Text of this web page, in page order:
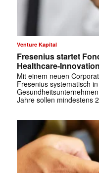
Venture Kapital
Fresenius startet
Healthcare-
Mit einem neuen
Fresenius systematisch
Jahre sollen mindestens